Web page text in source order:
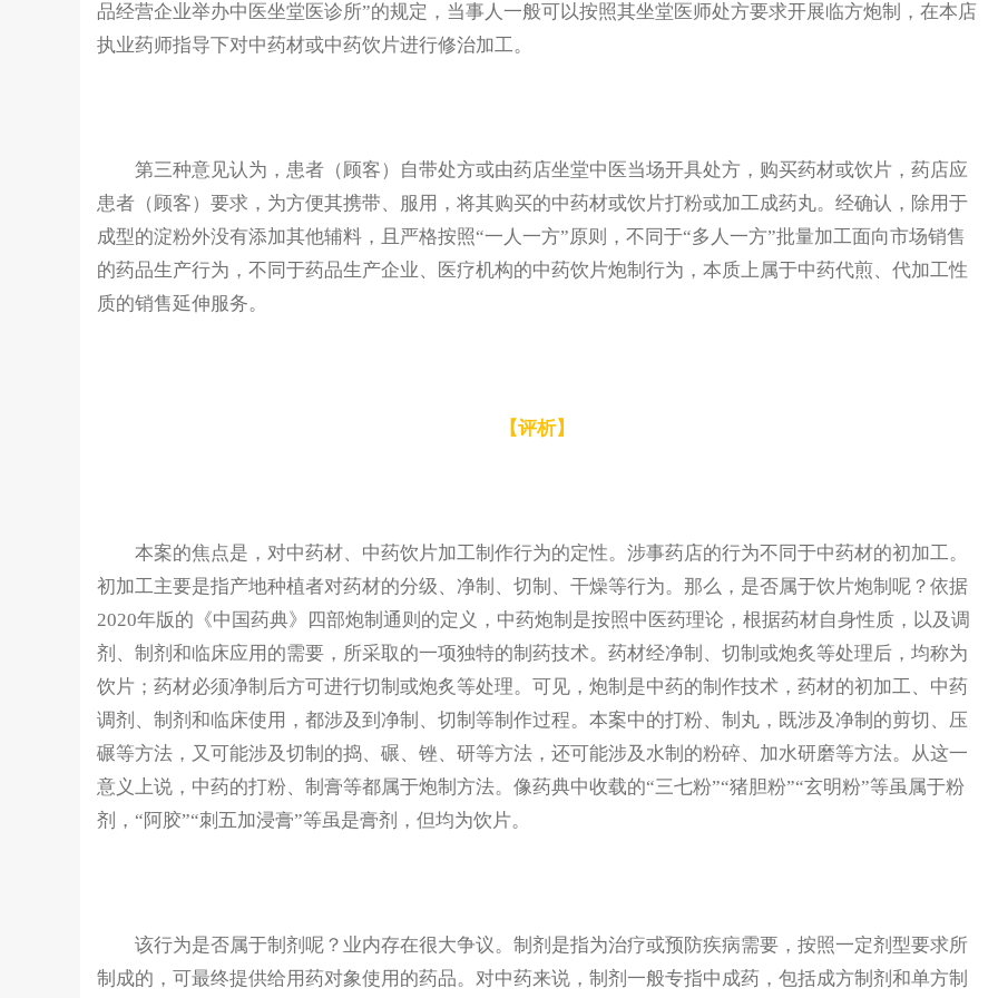
品经营企业举办中医坐堂医诊所”的规定，当事人一般可以按照其坐堂医师处方要求开展临方炮制，在本店
执业药师指导下对中药材或中药饮片进行修治加工。
第三种意见认为，患者（顾客）自带处方或由药店坐堂中医当场开具处方，购买药材或饮片，药店应
患者（顾客）要求，为方便其携带、服用，将其购买的中药材或饮片打粉或加工成药丸。经确认，除用于
成型的淀粉外没有添加其他辅料，且严格按照“一人一方”原则，不同于“多人一方”批量加工面向市场销售
的药品生产行为，不同于药品生产企业、医疗机构的中药饮片炮制行为，本质上属于中药代煎、代加工性
质的销售延伸服务。
【评析】
本案的焦点是，对中药材、中药饮片加工制作行为的定性。涉事药店的行为不同于中药材的初加工。
初加工主要是指产地种植者对药材的分级、净制、切制、干燥等行为。那么，是否属于饮片炮制呢？依据
2020年版的《中国药典》四部炮制通则的定义，中药炮制是按照中医药理论，根据药材自身性质，以及调
剂、制剂和临床应用的需要，所采取的一项独特的制药技术。药材经净制、切制或炮炙等处理后，均称为
饮片；药材必须净制后方可进行切制或炮炙等处理。可见，炮制是中药的制作技术，药材的初加工、中药
调剂、制剂和临床使用，都涉及到净制、切制等制作过程。本案中的打粉、制丸，既涉及净制的剪切、压
碾等方法，又可能涉及切制的捣、碾、锉、研等方法，还可能涉及水制的粉碎、加水研磨等方法。从这一
意义上说，中药的打粉、制膏等都属于炮制方法。像药典中收载的“三七粉”“猪胆粉”“玄明粉”等虽属于粉
剂，“阿胶”“刺五加浸膏”等虽是膏剂，但均为饮片。
该行为是否属于制剂呢？业内存在很大争议。制剂是指为治疗或预防疾病需要，按照一定剂型要求所
制成的，可最终提供给用药对象使用的药品。对中药来说，制剂一般专指中成药，包括成方制剂和单方制